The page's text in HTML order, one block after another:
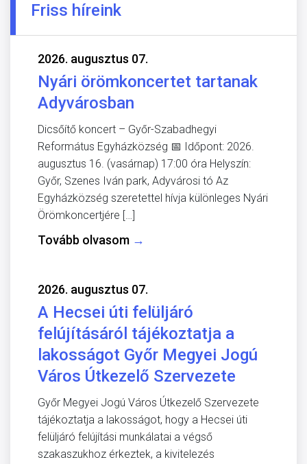
Friss híreink
2026. augusztus 07.
Nyári örömkoncertet tartanak
Adyvárosban
Dicsőítő koncert – Győr-Szabadhegyi
Református Egyházközség 📅 Időpont: 2026.
augusztus 16. (vasárnap) 17:00 óra Helyszín:
Győr, Szenes Iván park, Adyvárosi tó Az
Egyházközség szeretettel hívja különleges Nyári
Örömkoncertjére […]
Tovább olvasom →
2026. augusztus 07.
A Hecsei úti felüljáró
felújításáról tájékoztatja a
lakosságot Győr Megyei Jogú
Város Útkezelő Szervezete
Győr Megyei Jogú Város Útkezelő Szervezete
tájékoztatja a lakosságot, hogy a Hecsei úti
felüljáró felújítási munkálatai a végső
szakaszukhoz érkeztek, a kivitelezés